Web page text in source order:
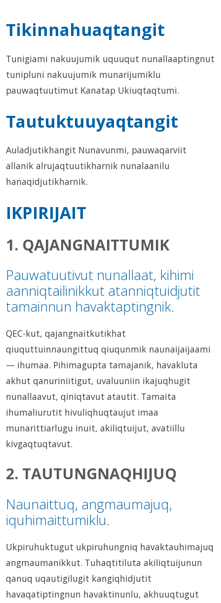
Tikinnahuaqtangit
Tunigiami nakuujumik uquuqut nunallaaptingnut
tunipluni nakuujumik munarijumiklu
pauwaqtuutimut Kanatap Ukiuqtaqtumi.
Tautuktuuyaqtangit
Auladjutikhangit Nunavunmi, pauwaqarviit
allanik alrujaqtuutikharnik nunalaanilu
hanaqidjutikharnik.
IKPIRIJAIT
1. QAJANGNAITTUMIK
Pauwatuutivut nunallaat, kihimi
aanniqtailinikkut atanniqtuidjutit
tamainnun havaktaptingnik.
QEC-kut, qajangnaitkutikhat
qiuquttuinnaungittuq qiuqunmik naunaijaijaami
— ihumaa. Pihimagupta tamajanik, havakluta
akhut qanuriniitigut, uvaluuniin ikajuqhugit
nunallaavut, qiniqtavut atautit. Tamaita
ihumaliurutit hivuliqhuqtaujut imaa
munarittiarlugu inuit, akiliqtuijut, avatiillu
kivgaqtuqtavut.
2. TAUTUNGNAQHIJUQ
Naunaittuq, angmaumajuq,
iquhimaittumiklu.
Ukpiruhuktugut ukpiruhungniq havaktauhimajuq
angmaumanikkut. Tuhaqtitiluta akiliqtuijunun
qanuq uqautigilugit kangiqhidjutit
havaqatiptingnun havaktinunlu, akhuuqtugut